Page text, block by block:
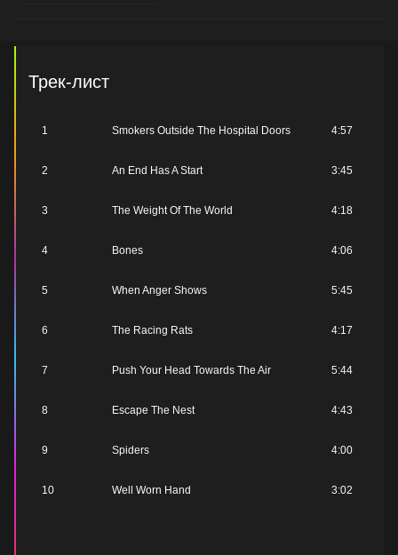
Трек-лист
1 Smokers Outside The Hospital Doors 4:57
2 An End Has A Start 3:45
3 The Weight Of The World 4:18
4 Bones 4:06
5 When Anger Shows 5:45
6 The Racing Rats 4:17
7 Push Your Head Towards The Air 5:44
8 Escape The Nest 4:43
9 Spiders 4:00
10 Well Worn Hand 3:02